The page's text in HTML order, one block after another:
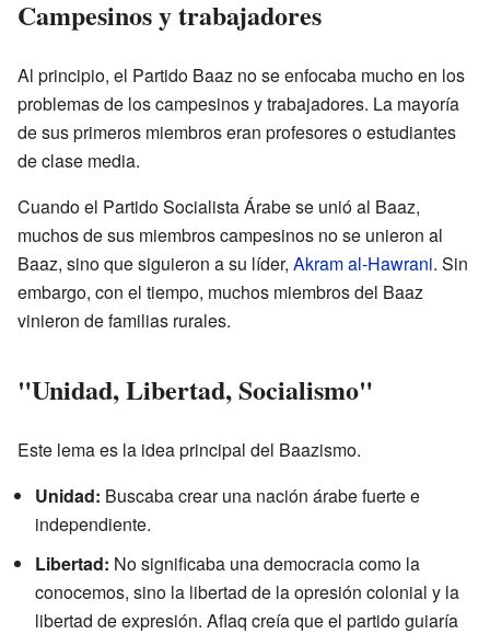
Campesinos y trabajadores
Al principio, el Partido Baaz no se enfocaba mucho en los
problemas de los campesinos y trabajadores. La mayoría
de sus primeros miembros eran profesores o estudiantes
de clase media.
Cuando el Partido Socialista Árabe se unió al Baaz,
muchos de sus miembros campesinos no se unieron al
Baaz, sino que siguieron a su líder, Akram al-Hawrani. Sin
embargo, con el tiempo, muchos miembros del Baaz
vinieron de familias rurales.
"Unidad, Libertad, Socialismo"
Este lema es la idea principal del Baazismo.
Unidad: Buscaba crear una nación árabe fuerte e
independiente.
Libertad: No significaba una democracia como la
conocemos, sino la libertad de la opresión colonial y la
libertad de expresión. Aflaq creía que el partido guiaría